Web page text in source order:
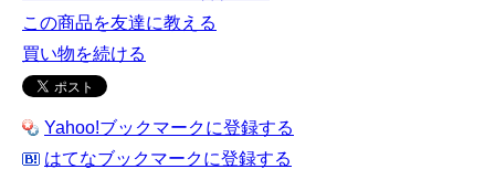
この商品を友達に教える
買い物を続ける
Yahoo!ブックマークに登録する
はてなブックマークに登録する